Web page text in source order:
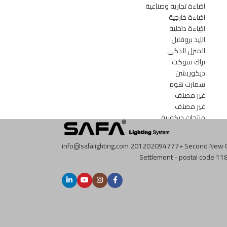
اضاءة تجارية وصناعية
اضاءة خارجية
اضاءة داخلية
الليد بروفايل
المنزل الذكي
تراك سوكت
ديكوريشن
سمارت هوم
غير مصنف
غير مصنف
منتجات ديكورية
info@safalighting.com201202094777+Second New
Settlement - postal code